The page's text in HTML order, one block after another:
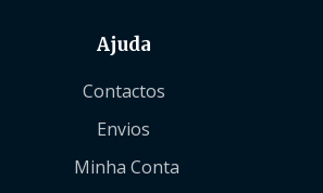
Ajuda
Contactos
Envios
Minha Conta